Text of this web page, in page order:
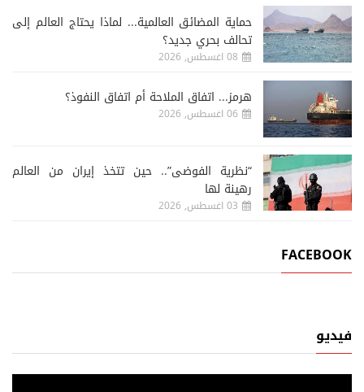
حماية المضائق العالمية... لماذا يحتاج العالم إلى
تحالف بحري جديد؟
08 اغسطس, 2026
هرمز... اتفاق الملاحة أم اتفاق النفوذ؟
06 اغسطس, 2026
“نظرية الفوضى”.. حين تتخذ إيران من العالم
رهينة لها
03 اغسطس, 2026
FACEBOOK
فيديو